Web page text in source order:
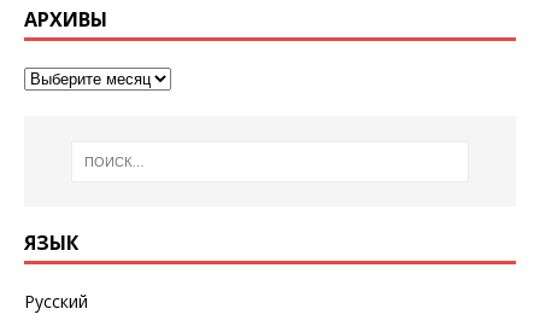
АРХИВЫ
ЯЗЫК
Русский